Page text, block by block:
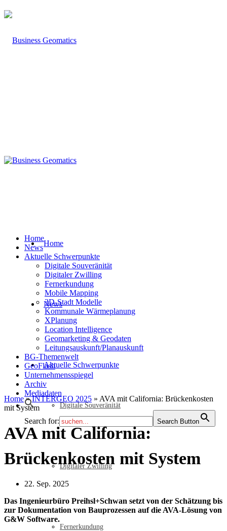
Home
News
Aktuelle Schwerpunkte
Digitale Souveränität
Digitaler Zwilling
Fernerkundung
Home
News
Aktuelle Schwerpunkte
Digitale Souveränität
Digitaler Zwilling
Fernerkundung
Mobile Mapping
3D-Stadt Modelle
Kommunale Wärmeplanung
XPlanung
Location Intelligence
Geomarketing & Geodaten
Leitungsauskunft/Planauskunft
BG-Themenwelt
GeoFlash
Unternehmensspiegel
Archiv
Mediadaten
Search for: Search Button
Home»INTERGEO 2025 » AVA mit California: Brückenkosten
mit System
AVA mit California:
Brückenkosten mit System
22. Sep. 2025
Das Ingenieurbüro Preihsl+Schwan setzt von der Schätzung bis
zur Dokumentation von Bauprozessen auf die AVA-Lösung von
G&W Software.